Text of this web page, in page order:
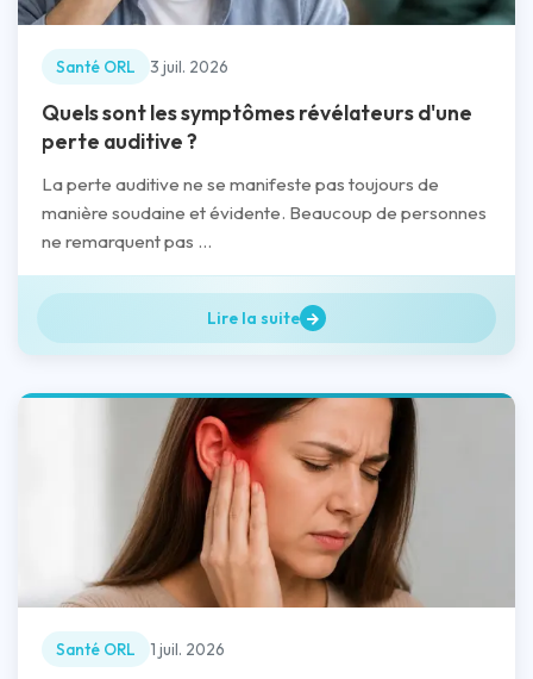
Santé ORL 3 juil. 2026
Quels sont les symptômes révélateurs d'une
perte auditive ?
La perte auditive ne se manifeste pas toujours de
manière soudaine et évidente. Beaucoup de personnes
ne remarquent pas ...
Lire la suite
Santé ORL 1 juil. 2026